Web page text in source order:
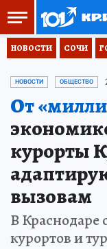
НОВОСТИ СОЧИ
НОВОСТИ ОБЩЕСТВО
От
курорты
вызовам
В Краснодаре
курортов и